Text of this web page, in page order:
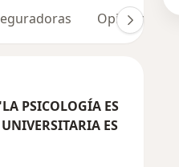
Opiniones (2)
PSICOLOGÍA ES
ES